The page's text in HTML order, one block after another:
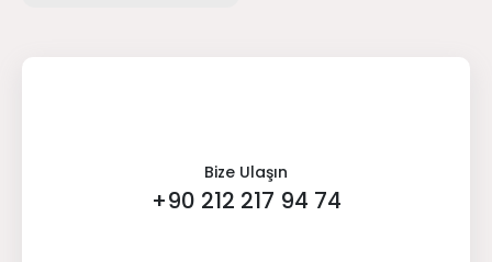
Bize Ulaşın
+90 212 217 94 74